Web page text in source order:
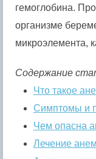
гемоглобина.
организме
микроэлемента,
Содержание
Что такое
Симптомы и
Чем опасна
Лечение